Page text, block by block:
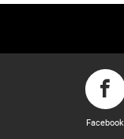
Facebook